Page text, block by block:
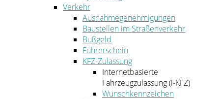
Verkehr
Ausnahmegenehmigungen
Baustellen im Straßenverkehr
Bußgeld
Führerschein
KFZ-Zulassung
Internetbasierte
Fahrzeugzulassung (i-KFZ)
Wunschkennzeichen